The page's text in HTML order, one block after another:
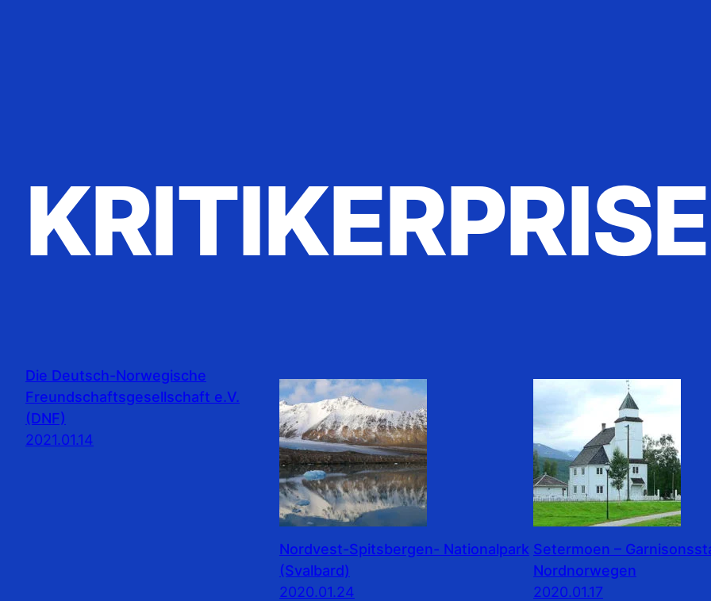
Die Deutsch-Norwegische
Freundschaftsgesellschaft e.V.
(DNF)
2021.01.14
Nordvest-Spitsbergen- Nationalpark
(Svalbard)
2020.01.24
Setermoen –
Nordnorwegen
2020.01.17